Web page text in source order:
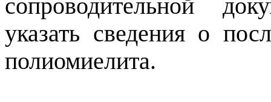
сопроводительной
указать сведения о
полиомиелита.